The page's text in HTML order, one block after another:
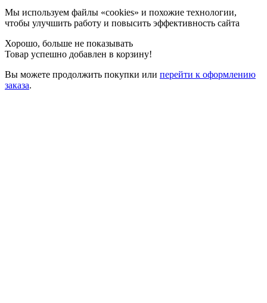
Мы используем файлы «cookies» и похожие технологии,
чтобы улучшить работу и повысить эффективность сайта
Хорошо, больше не показывать
Товар успешно добавлен в корзину!
Вы можете продолжить покупки или перейти к оформлению
заказа.